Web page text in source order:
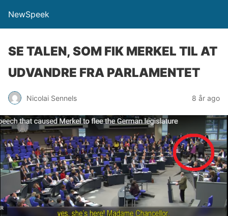
NewSpeek
SE TALEN, SOM FIK MERKEL TIL AT
UDVANDRE FRA PARLAMENTET
Nicolai Sennels 8 år ago